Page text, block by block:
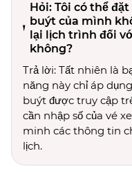
Hỏi: Tôi có thể
buýt của mình
lại lịch trình đối
không?
Trả lời: Tất nhiên là
năng này chỉ áp
buýt được truy cập
cần nhập số của vé
minh các thông tin
lịch.